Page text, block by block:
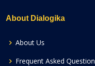
About Dialogika
About Us
Frequent Asked Question